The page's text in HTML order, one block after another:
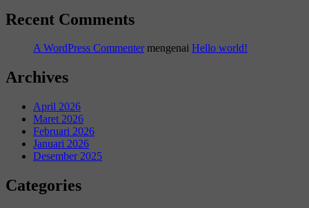
Recent Comments
A WordPress Commentermengenai Hello world!
Archives
April 2026
Maret 2026
Februari 2026
Januari 2026
Desember 2025
Categories